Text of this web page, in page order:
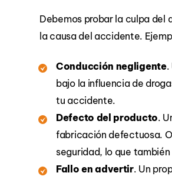
Debemos probar la culpa del
la causa del accidente.
Conducción negligente.
bajo la influencia de
tu accidente.
Defecto del producto.
fabricación defectuosa.
seguridad, lo que
Fallo en advertir. Un